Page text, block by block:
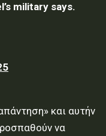
military says.
και αυτήν
να